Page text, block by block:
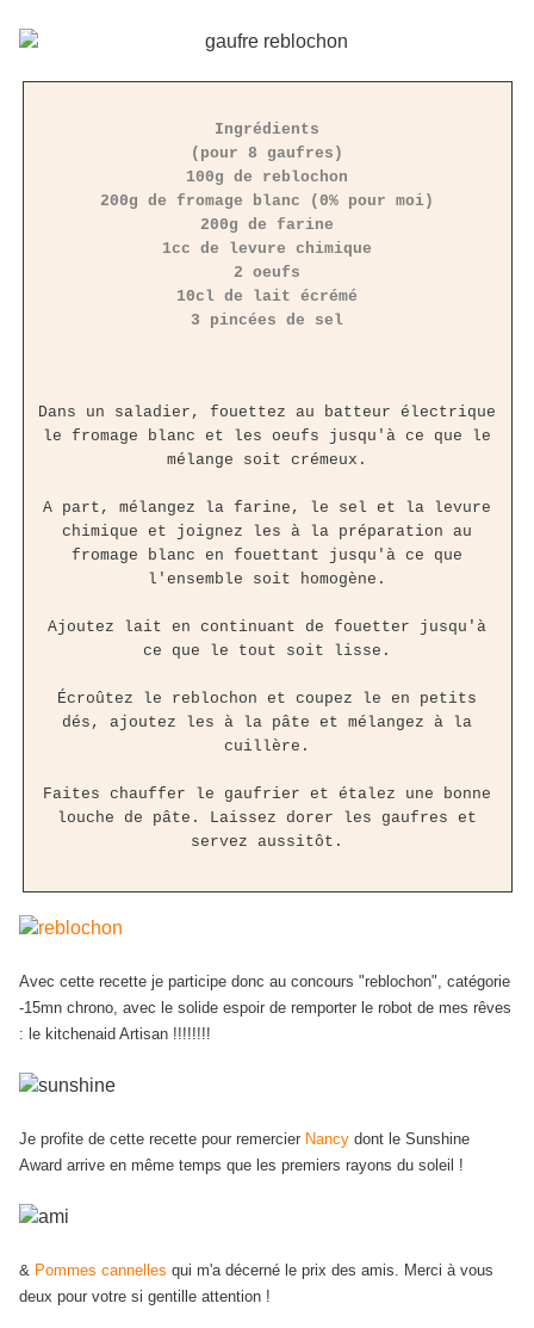
Ingrédients
(pour 8 gaufres)
100g de reblochon
200g de fromage blanc (0% pour moi)
200g de farine
1cc de levure chimique
2 oeufs
10cl de lait écrémé
3 pincées de sel
Dans un saladier, fouettez au batteur électrique
le fromage blanc et les oeufs jusqu'à ce que le
mélange soit crémeux.
A part, mélangez la farine, le sel et la levure
chimique et joignez les à la préparation au
fromage blanc en fouettant jusqu'à ce que
l'ensemble soit homogène.
Ajoutez lait en continuant de fouetter jusqu'à
ce que le tout soit lisse.
Écroûtez le reblochon et coupez le en petits
dés, ajoutez les à la pâte et mélangez à la
cuillère.
Faites chauffer le gaufrier et étalez une bonne
louche de pâte. Laissez dorer les gaufres et
servez aussitôt.
Avec cette recette je participe donc au concours "reblochon", catégorie
-15mn chrono, avec le solide espoir de remporter le robot de mes rêves
: le kitchenaid Artisan !!!!!!!!
Je profite de cette recette pour remercier Nancy dont le Sunshine
Award arrive en même temps que les premiers rayons du soleil !
& Pommes cannelles qui m'a décerné le prix des amis. Merci à vous
deux pour votre si gentille attention !